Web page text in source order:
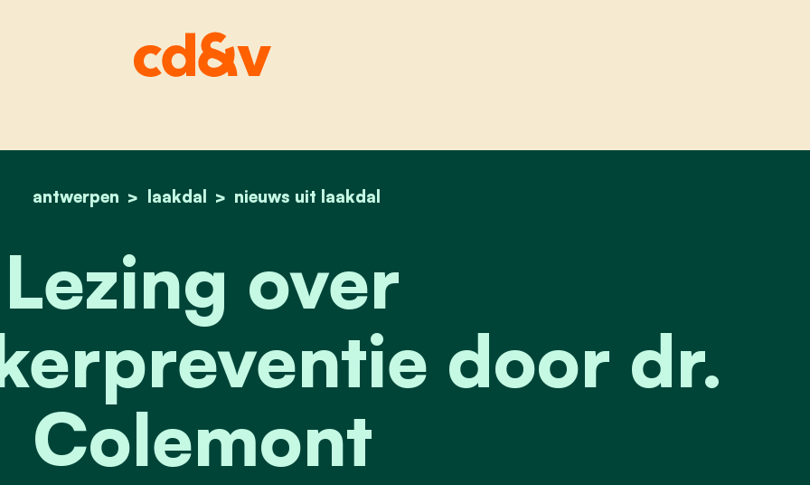
home
antwerpen laakdal nieuws uit laakdal
lezing over darmkankerpreventie door dr. colemont
Lezing over
door dr.
Colemont